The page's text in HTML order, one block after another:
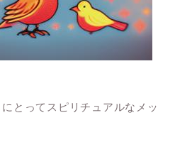
とってスピリチュアルなメッ